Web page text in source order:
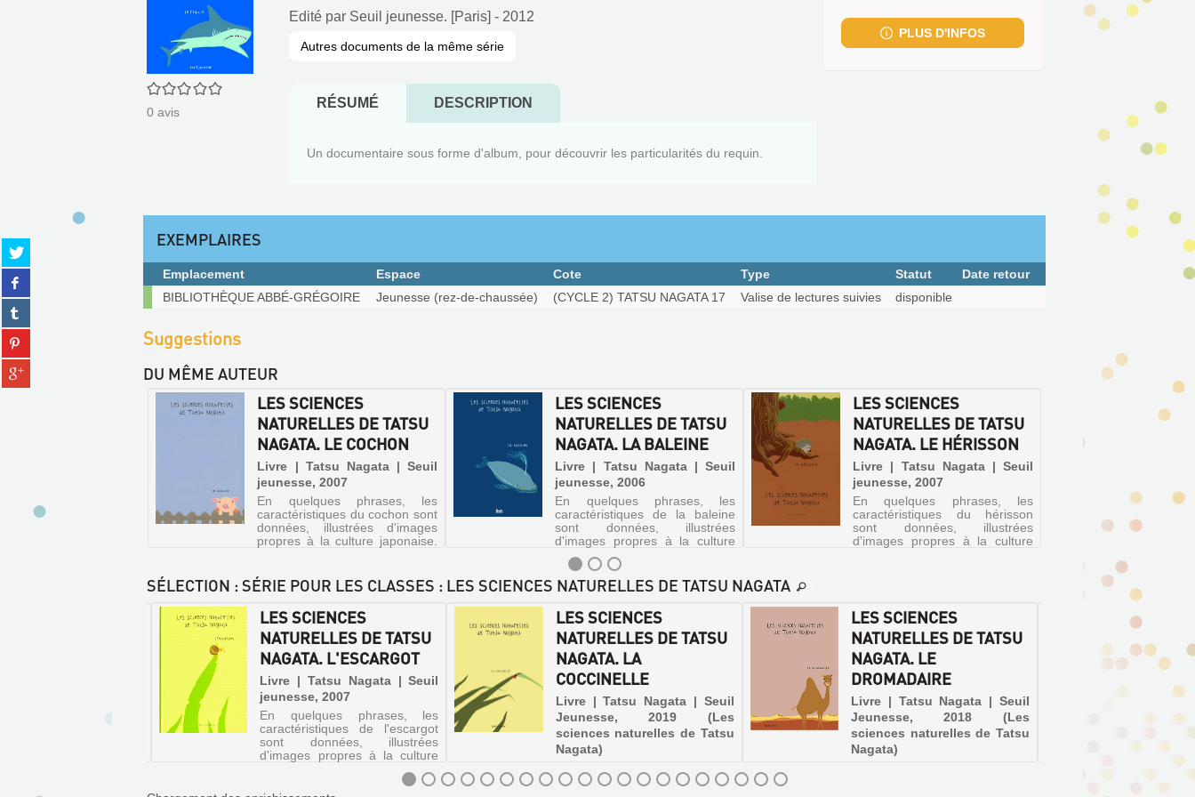
Partager
sur
twitter
(Nouvelle
fenêtre)
Partager
sur
facebook
(Nouvelle
fenêtre)
Partager
sur
tumblr
(Nouvelle
fenêtre)
Partager
sur
pinterest
(Nouvelle
Partager
sur
0/5
0 avis
Edité par Seuil jeunesse. [Paris] - 2012
Autres documents de la même série
RÉSUMÉ DESCRIPTION
Un documentaire sous forme d'album, pour découvrir les particularités du requin.
fenêtre)
PLUS D'INFOS
EXEMPLAIRES
Exemplaires
Emplacement Espace Cote Type Statut
Date retour
BIBLIOTHÈQUE ABBÉ-GRÉGOIRE
Jeunesse (rez-de-chaussée) (CYCLE 2) TATSU NAGATA 17 Valise de lectures suivies disponible
Suggestions
DU MÊME AUTEUR
LES SCIENCES
NATURELLES DE TATSU
NAGATA. LA BALEINE
Livre | Tatsu Nagata | Seuil
jeunesse, 2006
En quelques phrases, les
caractéristiques de la baleine
sont données, illustrées
d'images propres à la culture
japonaise.
LES SCIENCES
NATURELLES DE TATSU
NAGATA. LE HÉRISSON
Livre | Tatsu Nagata | Seuil
jeunesse, 2007
En quelques phrases, les
caractéristiques du hérisson
sont données, illustrées
d'images propres à la culture
LES SCIENCES
NATURELLES DE TATSU
NAGATA. LE COCHON
Livre | Tatsu Nagata | Seuil
jeunesse, 2007
En quelques phrases, les
caractéristiques du cochon sont
données, illustrées d'images
propres à la culture japonaise.
plusieurs centimètres sous
terre et sa peau peut servir à...
SCIENCES
NATURELLES
DE
SÉLECTION : SÉRIE POUR LES CLASSES : LES SCIENCES NATURELLES DE TATSU NAGATA
LES SCIENCES
NATURELLES DE TATSU
NAGATA. LA
COCCINELLE
Livre | Tatsu Nagata | Seuil
Jeunesse, 2019 (Les
sciences naturelles de Tatsu
Nagata)
sur la coccinelle, cet insecte
LES SCIENCES
NATURELLES DE TATSU
NAGATA. LE
DROMADAIRE
Livre | Tatsu Nagata | Seuil
Jeunesse, 2018 (Les
sciences naturelles de Tatsu
Nagata)
En
LES SCIENCES
NATURELLES DE TATSU
NAGATA. L'ESCARGOT
Livre | Tatsu Nagata | Seuil
jeunesse, 2007
En quelques phrases, les
caractéristiques de l'escargot
sont données, illustrées
d'images propres à la culture